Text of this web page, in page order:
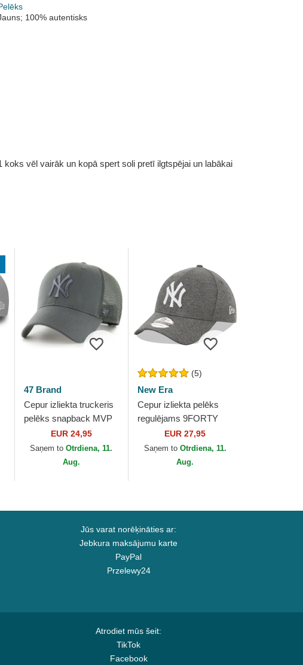
100% autentisks
vēl vairāk un kopā spert soli pretī ilgtspējai un labākai
47 Brand
Cepur izliekta truckeris
pelēks snapback MVP
Branson no New York
Yankees MLB no 47
EUR 24,95
Saņem toOtrdiena, 11.
Aug.
(5)
New Era
Cepur izliekta pelēks
regulējams 9FORTY
Jersey no New York
Yankees MLB no New
EUR 27,95
Saņem to Otrdiena, 11.
Aug.
Jūs varat norēķināties ar:
Jebkura maksājumu karte
PayPal
Przelewy24
Atrodiet mūs šeit:
TikTok
Facebook